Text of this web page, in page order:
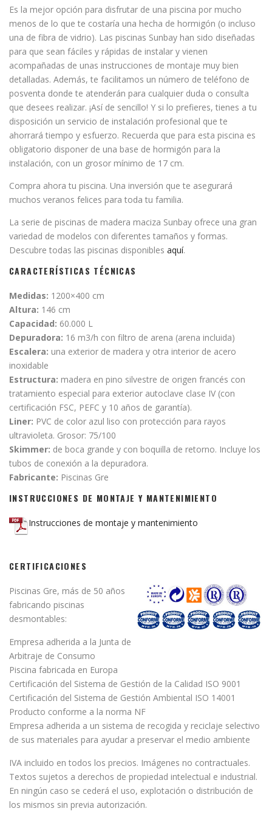
Es la mejor opción para disfrutar de una piscina por mucho
menos de lo que te costaría una hecha de hormigón (o incluso
una de fibra de vidrio). Las piscinas Sunbay han sido diseñadas
para que sean fáciles y rápidas de instalar y vienen
acompañadas de unas instrucciones de montaje muy bien
detalladas. Además, te facilitamos un número de teléfono de
posventa donde te atenderán para cualquier duda o consulta
que desees realizar. ¡Así de sencillo! Y si lo prefieres, tienes a tu
disposición un servicio de instalación profesional que te
ahorrará tiempo y esfuerzo. Recuerda que para esta piscina es
obligatorio disponer de una base de hormigón para la
instalación, con un grosor mínimo de 17 cm.
Compra ahora tu piscina. Una inversión que te asegurará
muchos veranos felices para toda tu familia.
La serie de piscinas de madera maciza Sunbay ofrece una gran
variedad de modelos con diferentes tamaños y formas.
Descubre todas las piscinas disponibles aquí.
CARACTERÍSTICAS TÉCNICAS
Medidas: 1200×400 cm
Altura: 146 cm
Capacidad: 60.000 L
Depuradora: 16 m3/h con filtro de arena (arena incluida)
Escalera: una exterior de madera y otra interior de acero
inoxidable
Estructura: madera en pino silvestre de origen francés con
tratamiento especial para exterior autoclave clase IV (con
certificación FSC, PEFC y 10 años de garantía).
Liner: PVC de color azul liso con protección para rayos
ultravioleta. Grosor: 75/100
Skimmer: de boca grande y con boquilla de retorno. Incluye los
tubos de conexión a la depuradora.
Fabricante: Piscinas Gre
INSTRUCCIONES DE MONTAJE Y MANTENIMIENTO
Instrucciones de montaje y mantenimiento
CERTIFICACIONES
Piscinas Gre, más de 50 años
fabricando piscinas
desmontables:
Empresa adherida a la Junta de
Arbitraje de Consumo
Piscina fabricada en Europa
Certificación del Sistema de Gestión de la Calidad ISO 9001
Certificación del Sistema de Gestión Ambiental ISO 14001
Producto conforme a la norma NF
Empresa adherida a un sistema de recogida y reciclaje selectivo
de sus materiales para ayudar a preservar el medio ambiente
IVA incluido en todos los precios. Imágenes no contractuales.
Textos sujetos a derechos de propiedad intelectual e industrial.
En ningún caso se cederá el uso, explotación o distribución de
los mismos sin previa autorización.